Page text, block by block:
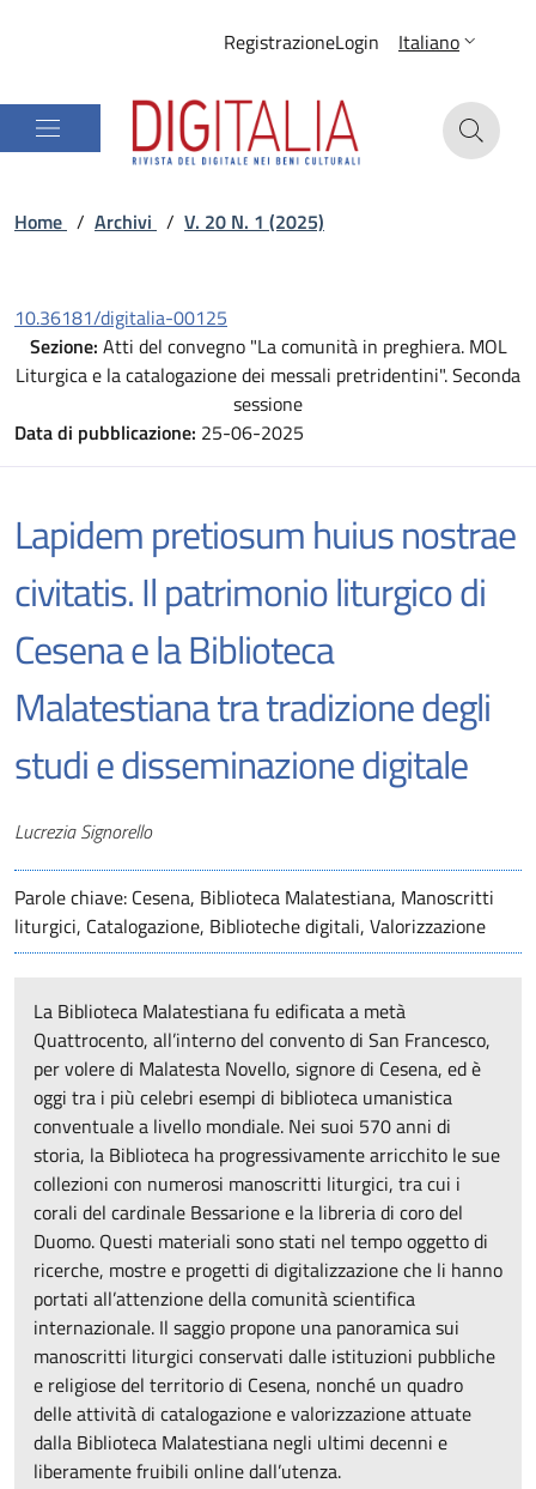
RegistrazioneLogin Italiano
Home / Archivi / V. 20 N. 1 (2025)
10.36181/digitalia-00125
Sezione: Atti del convegno "La comunità in preghiera. MOL
Liturgica e la catalogazione dei messali pretridentini". Seconda
sessione
Data di pubblicazione: 25-06-2025
Lapidem pretiosum huius nostrae
civitatis. Il patrimonio liturgico di
Cesena e la Biblioteca
Malatestiana tra tradizione degli
studi e disseminazione digitale
Autori
Lucrezia Signorello
Parole chiave: Cesena, Biblioteca Malatestiana, Manoscritti
liturgici, Catalogazione, Biblioteche digitali, Valorizzazione
La Biblioteca Malatestiana fu edificata a metà
Quattrocento, all’interno del convento di San Francesco,
per volere di Malatesta Novello, signore di Cesena, ed è
oggi tra i più celebri esempi di biblioteca umanistica
conventuale a livello mondiale. Nei suoi 570 anni di
storia, la Biblioteca ha progressivamente arricchito le sue
collezioni con numerosi manoscritti liturgici, tra cui i
corali del cardinale Bessarione e la libreria di coro del
Duomo. Questi materiali sono stati nel tempo oggetto di
ricerche, mostre e progetti di digitalizzazione che li hanno
portati all’attenzione della comunità scientifica
internazionale. Il saggio propone una panoramica sui
manoscritti liturgici conservati dalle istituzioni pubbliche
e religiose del territorio di Cesena, nonché un quadro
delle attività di catalogazione e valorizzazione attuate
dalla Biblioteca Malatestiana negli ultimi decenni e
liberamente fruibili online dall’utenza.